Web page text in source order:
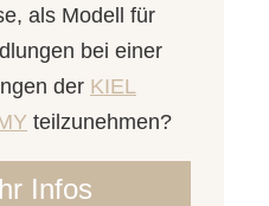
als Modell für
bei einer
der KIEL
teilzunehmen?
Infos